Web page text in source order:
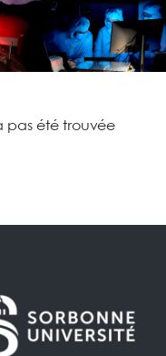
pas été trouvée